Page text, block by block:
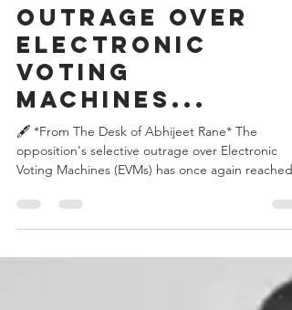
The
opposition's
selective
outrage over
Electronic
Voting
Machines...
🖋️ *From The Desk of Abhijeet Rane* The
opposition's selective outrage over Electronic
Voting Machines (EVMs) has once again reached